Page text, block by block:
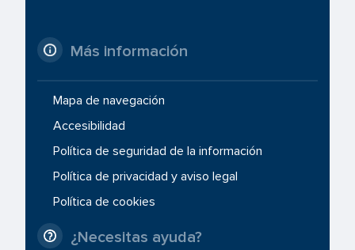
Más información
Mapa de navegación
Accesibilidad
Política de seguridad de la información
Política de privacidad y aviso legal
Política de cookies
¿Necesitas ayuda?